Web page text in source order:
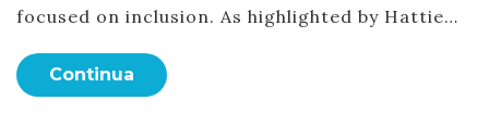
focused on inclusion. As highlighted by Hattie…
Continua